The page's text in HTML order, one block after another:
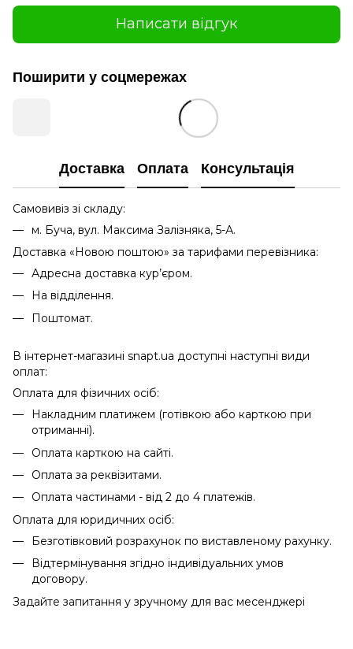
Написати відгук
Поширити у соцмережах
Доставка Оплата Консультація
Самовивіз зі складу:
м. Буча, вул. Максима Залізняка, 5-А.
Доставка «Новою поштою» за тарифами перевізника:
Адресна доставка кур’єром.
На відділення.
Поштомат.
В інтернет-магазині snapt.ua доступні наступні види
оплат:
Оплата для фізичних осіб:
Накладним платижем (готівкою або карткою при
отриманні).
Оплата карткою на сайті.
Оплата за реквізитами.
Оплата частинами - від 2 до 4 платежів.
Оплата для юридичних осіб:
Безготівковий розрахунок по виставленому рахунку.
Відтермінування згідно індивідуальних умов
договору.
Задайте запитання у зручному для вас месенджері